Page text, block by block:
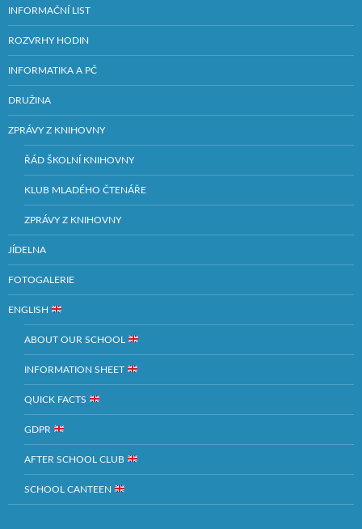
INFORMAČNÍ LIST
ROZVRHY HODIN
INFORMATIKA A PČ
DRUŽINA
ZPRÁVY Z KNIHOVNY
ŘÁD ŠKOLNÍ KNIHOVNY
KLUB MLADÉHO ČTENÁŘE
ZPRÁVY Z KNIHOVNY
JÍDELNA
FOTOGALERIE
ENGLISH
ABOUT OUR SCHOOL
INFORMATION SHEET
QUICK FACTS
GDPR
AFTER SCHOOL CLUB
SCHOOL CANTEEN